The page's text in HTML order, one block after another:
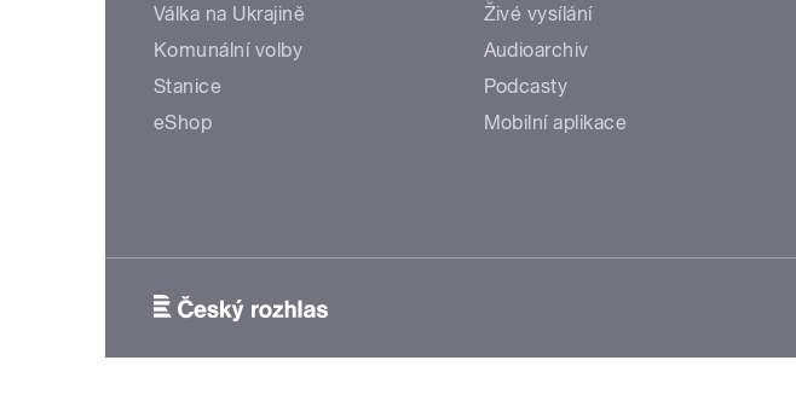
Válka na Ukrajině
Komunální volby
Stanice
eShop
Živé vysílání
Audioarchiv
Podcasty
Mobilní aplikace